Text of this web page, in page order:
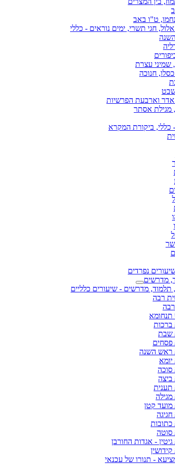
ט"ו באב
חגי תשרי, ימים נוראים - כללי
שמיני עצרת
חנוכה
וארבעת הפרשיות
מגילת אסתר
כללי, ביקורת המקרא
נפרדים
מדרשים
מדרשים - שיעורים כלליים
רבה
שבת
ראש השנה
קטן
- אגדות החורבן
- תנורו של עכנאי